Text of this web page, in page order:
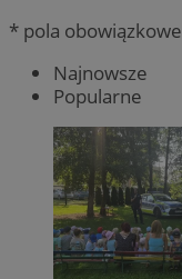
* pola obowiązkowe
Najnowsze
Popularne